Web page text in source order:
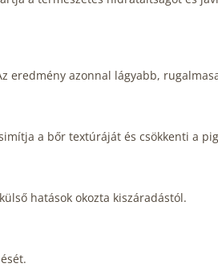
eredmény azonnal lágyabb,
a bőr textúráját és csökkenti a
hatások okozta kiszáradástól.